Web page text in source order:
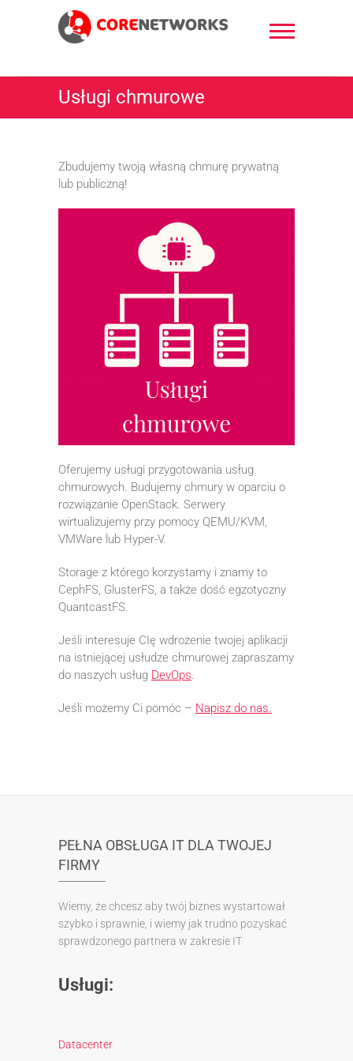
CoreNetworks
Usługi chmurowe
Zbudujemy twoją własną chmurę prywatną
lub publiczną!
Oferujemy usługi przygotowania usług
chmurowych. Budujemy chmury w oparciu o
rozwiązanie OpenStack. Serwery
wirtualizujemy przy pomocy QEMU/KVM,
VMWare lub Hyper-V.
Storage z którego korzystamy i znamy to
CephFS, GlusterFS, a także dość egzotyczny
QuantcastFS.
Jeśli interesuje CIę wdrożenie twojej aplikacji
na istniejącej usłudze chmurowej zapraszamy
do naszych usług DevOps.
Jeśli możemy Ci pomóc – Napisz do nas.
PEŁNA OBSŁUGA IT DLA TWOJEJ
FIRMY
Wiemy, że chcesz aby twój biznes wystartował
szybko i sprawnie, i wiemy jak trudno pozyskać
sprawdzonego partnera w zakresie IT
Usługi:
Datacenter